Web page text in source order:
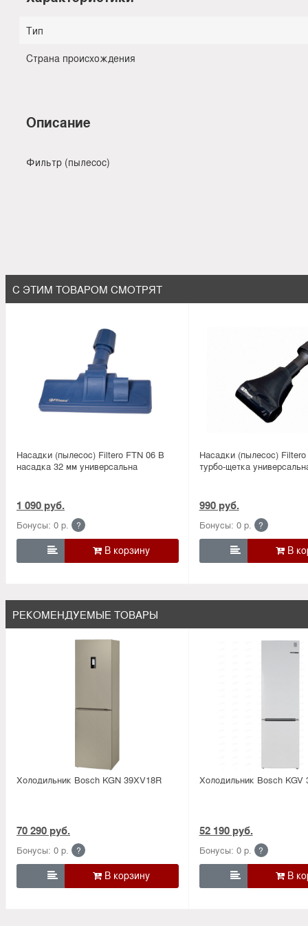
Тип
Страна происхождения
Описание
Фильтр (пылесос)
С ЭТИМ ТОВАРОМ СМОТРЯТ
Насадки (пылесос) Filtero FTN 06 B
насадка 32 мм универсальна
1 090 руб.
Бонусы: 0 р. ?

Насадки (пылесос)
турбо-щетка
990 руб.
Бонусы: 0 р. ?

РЕКОМЕНДУЕМЫЕ ТОВАРЫ
Холодильник Bosсh KGN 39XV18R
70 290 руб.
Бонусы: 0 р. ?

Холодильник Bosсh KGV
52 190 руб.
Бонусы: 0 р. ?
